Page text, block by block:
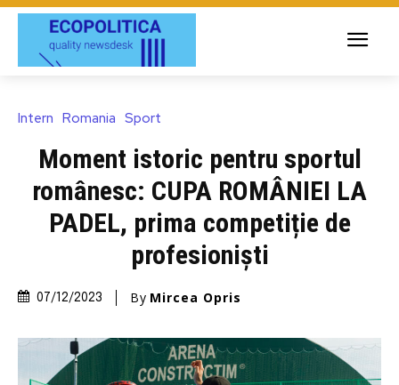
Intern Romania Sport
Moment istoric pentru sportul
românesc: CUPA ROMÂNIEI LA
PADEL, prima competiție de
profesioniști
07/12/2023 By Mircea Opris